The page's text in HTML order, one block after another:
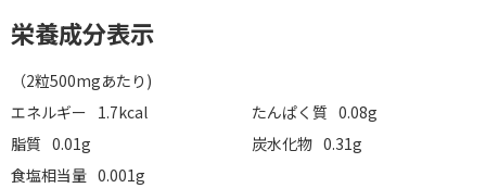
栄養成分表示
（2粒500mgあたり)
エネルギー 1.7kcal たんぱく質 0.08g
脂質 0.01g 炭水化物 0.31g
食塩相当量 0.001g